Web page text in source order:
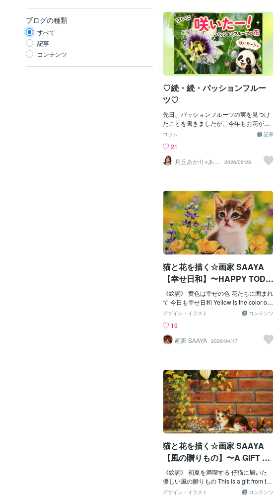
ブログの種類
すべて
記事
コンテンツ
たあともコッソリ修正していたりしま
す。そして人には向き不向きがあるもの
で。ある面では・・・こういうマイナス
な事は言わない方がいいのかもしれませ
んが・・・「片付け」が苦手です。呼吸
をするように、取り出したものを元の位
置に戻せる人。手が無意識に掃除をして
いる人。羨ましい限りです。三月初旬某
日、息子の高校の卒業式。 の、前日。式
に参列するにあたり。先述の通り、生来
の自分の性質を鑑みて当日慌てずにサッ
と身支度出来るように、準備に取りかか
りました。卒業式用の服。バッグ。前日
に中身も揃えて。あ、思い出した。「そ
うだ、花を出さなきゃね」💡花っちゅう
のは、アレです。入学やら卒業やらのセ
レモニーで胸元に添える「コサージ
ュ」。「確かあの引き出しに入れてある
わかりますか？うーん・・・小さなお子
さんの初めての入園式とか入学式ならい
ざ知らず。高校生の参列保護者の服装な
んざ、おそらく誰も見ていません。セレ
モニー的な装いをするワクワク感も年々
薄れ、確認するのは「久々に着るのでサ
イズアウトしていないか」※それなら前日
の確認では遅いです※花、別になくてもい
っか？？でもなあ。こん
♡続・続・パッションフルー
ツ♡
先日、パッションフルーツの実を見つけ
たことを書きましたが、今年もお花が咲
きました！この花は、「トケイソウ（時
見てみると、針や文字盤のように見える
部分があって本当に時計のような形をし
ているんです。自然が作り出したとは思
日見ていると変化はほんの少し・・・で
も、その小さな変化が積み重なってある
朝こんなにきれいな花を咲かせてくれる
んですね♪毎日見ていたからこそこの一
輪の花がいつも以上にうれしく感じまし
た。あと、いくつ花が咲くか楽しみです
♪ 全肯定で寄
り添います⬇︎ 10往
復でしっかり寄り添います⬇︎
記事
コラム
21
月丘あかり⭐︎あな
たの心の救急箱
2026/06/28
猫と花を描く☆画家 SAAYA
【幸せ日和】〜HAPPY TODA
Y〜
《絵詞》 黄色は幸せの色 花たちに囲まれ
て 今日も幸せ日和 Yellow is the color of h
appiness...Surrounded by flowers, the kitt
はコンテンツマーケットへ出品中https://c
oconala.com/contents_market/pictures/c
mo344zsh01359v0gfhqr85o2◎猫好きの
コンテンツ
デザイン・イラスト
19
画家 SAAYA 2026/04/17
猫と花を描く☆画家 SAAYA
【風の贈りもの】〜A GIFT FR
OM THE WIND〜
《絵詞》 初夏を満喫する 仔猫に届いた
優しい風の贈りもの This is a gift from the
wind to a kitten enjoying early summer.作
コンテンツ
デザイン・イラスト